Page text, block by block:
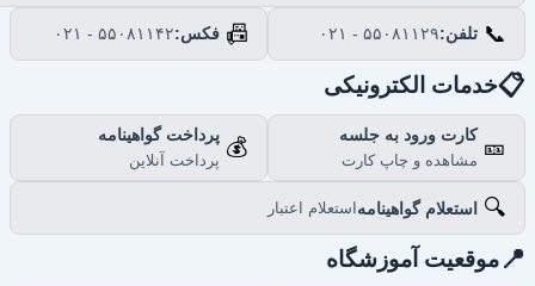
📞 تلفن:۰۲۱ - ۵۵۰۸۱۱۲۹ 📠 فکس:۰۲۱ - ۵۵۰۸۱۱۴۲
خدمات الکترونیکی
🎫 کارت ورود به جلسه
مشاهده و چاپ کارت
💰 پرداخت گواهینامه
پرداخت آنلاین
🔍 استعلام گواهینامهاستعلام اعتبار
موقعیت آموزشگاه